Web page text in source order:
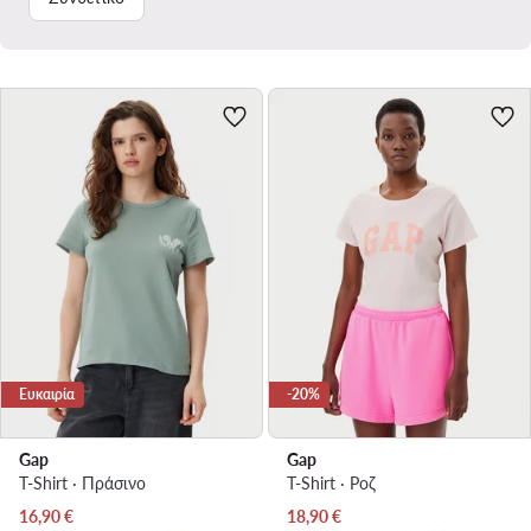
Ευκαιρία
Gap
T-Shirt · Πράσινο
Τρέχουσα τιμή
16,90€
-20%
Gap
T-Shirt · Ροζ
Τρέχουσα τιμή
18,90€